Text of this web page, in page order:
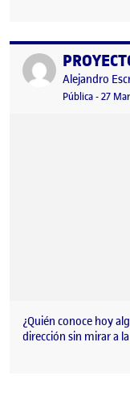
Publicado por
Publicado por
Alejandro
Visibilidad:
Pública-Fecha
27
¿Quién conoce hoy
dirección sin mirar a